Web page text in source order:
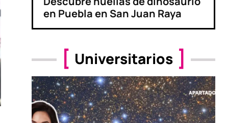
en Puebla en San Juan Raya
Universitarios